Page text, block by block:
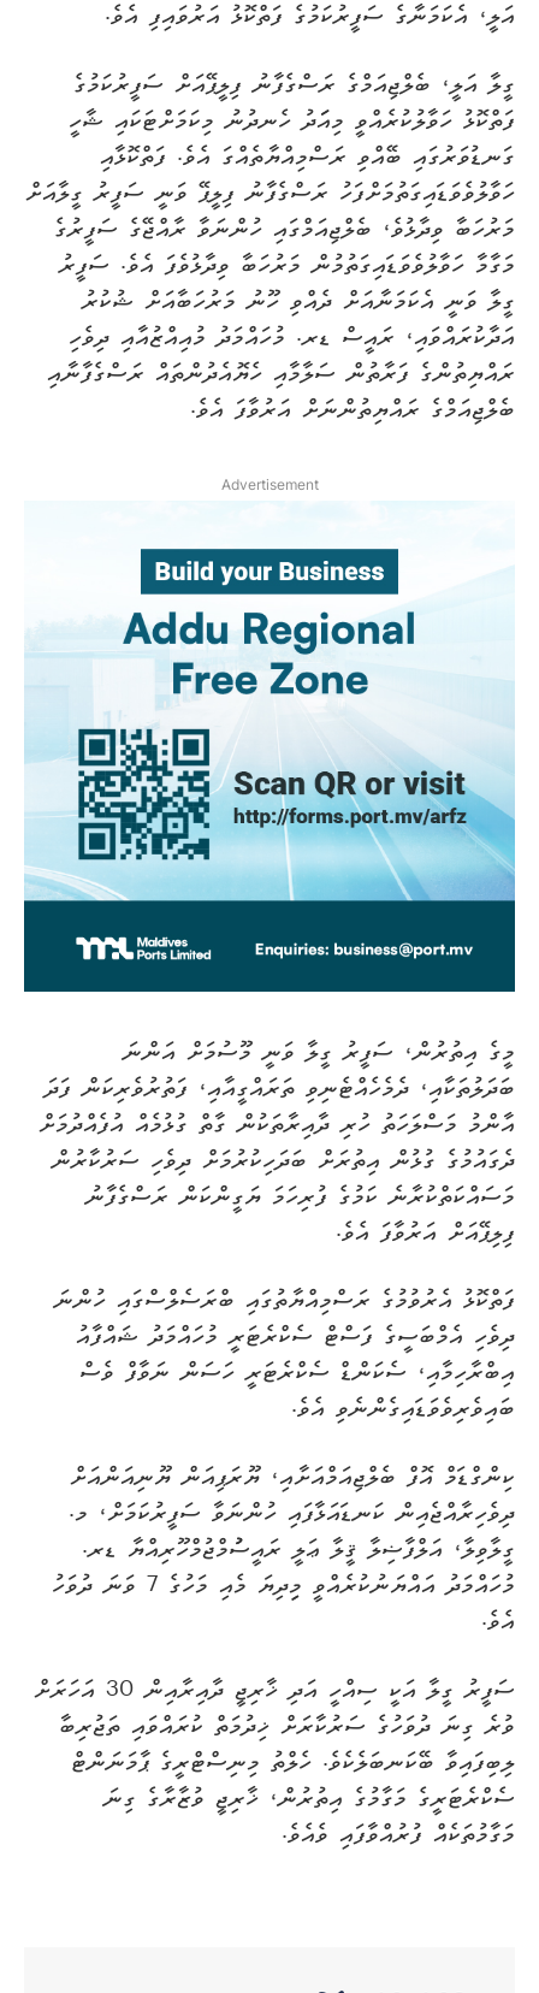
އަލީ، އެކަމަނާގެ ސަފީރުކަމުގެ ފަތްކޮޅު އަރުވައިފި އެވެ.
ގީލާ އަލީ، ބެލްޖިއަމްގެ ރަސްގެފާނު ފިލީޕޭއަށް ސަފީރުކަމުގެ
ފަތްކޮޅު ހަވާލުކުރެއްވީ މިއަަދު ހެނދުނު މިކަމަށްޓަކައި ޝާހީ
ގަނޑުވަރުގައި ބޭއްވި ރަސްމިއްޔާތެއްގަ އެވެ. ފަތްކޮޅާއި
ހަވާލުވެވަޑައިގަތުމަށްފަހު ރަސްގެފާނު ފިލީޕޭ ވަނީ ސަފީރު ގީލާއަށް
މަރުހަބާ ވިދާޅުވެ، ބެލްޖިއަމްގައި ހުންނަވާ ރާއްޖޭގެ ސަފީރުގެ
މަގާމާ ހަވާލުވެވަޑައިގަތުމުން މަރުހަބާ ވިދާޅުވެފަ އެވެ. ސަފީރު
ގީލާ ވަނީ އެކަމަނާއަށް ދެއްވި ހޫނު މަރުހަބާއަށް ޝުކުރު
އަދާކުރައްވައި، ރައީސް ޑރ. މުހައްމަދު މުއިއްޒުއާއި ދިވެހި
ރައްޔިތުންގެ ފަރާތުން ސަލާމާއި ހެޔޮއެދުންތައް ރަސްގެފާނާއި
ބެލްޖިއަމްގެ ރައްޔިތުންނަށް އަރުވާފަ އެވެ.
Advertisement
މީގެ އިތުރުން، ސަފީރު ގީލާ ވަނީ މޫސުމަށް އަންނަ
ބަދަލުތަކާއި، ދެމެހެއްޓެނިވި ތަރައްގީއާއި، ފަތުރުވެރިކަން ފަދަ
އާންމު މަސްލަހަތު ހުރި ދާއިރާތަކުން ގާތް ގުޅުމެއް އުފެއްދުމަށް
ދެގައުމުގެ ގުޅުން އިތުރަށް ބަދަހިކުރުމަށް ދިވެހި ސަރުކާރުން
މަސައްކަތްކުރާނެ ކަމުގެ ފުރިހަމަ ޔަގީންކަން ރަސްގެފާނު
ފިލިޕޭއަށް އަރުވާފަ އެވެ.
ފަތްކޮޅު އެރުވުމުގެ ރަސްމިއްޔާތުގައި ބްރަސެލްސްގައި ހުންނަ
ދިވެހި އެމްބަސީގެ ފަސްޓް ސެކްރެޓަރީ މުހައްމަދު ޝައްފާއު
އިބްރާހިމާއި، ސެކަންޑް ސެކްރެޓަރީ ހަސަން ނަވާފް ވެސް
ބައިވެރިވެވަޑައިގެންނެވި އެވެ.
ކިންގްޑަމް އޮފް ބެލްޖިއަމްއަށާއި، ޔޫރަޕިއަން ޔޫނިއަންއަށް
ދިވެހިރާއްޖެއިން ކަނޑައަޅާފައި ހުންނަވާ ސަފީރުކަމަށް، މ.
ގީލާވިލާ، އަލްފާޟިލާ ޤީލާ ޢަލީ ރައީސުުމްޖުމްހޫރިއްޔާ ޑރ.
މުހައްމަދު އައްޔަނުކުރެއްވީ މިިދިޔަ މެއި މަހުގެ 7 ވަނަ ދުވަހު
އެވެ.
ސަފީރު ގީލާ އަކީ ސިއްހީ އަދި ޚާރިޖީ ދާއިރާއިން 30 އަހަރަށް
ވުރެ ގިނަ ދުވަހުގެ ސަރުކާރަށް ޚިދުމަތް ކުރައްވައި ތަޖުރިބާ
ލިބިފައިވާ ބޭކަނބަލެކެވެ. ހެލްތު މިނިސްޓްރީގެ ޕާމަނަންޓް
ސެކްރެޓަރީގެ މަގާމުގެ އިތުރުން، ޚާރިޖީ ވުޒާރާގެ ގިނަ
މަގާމުތަކެއް ފުރުއްވާފައި ވެއެވެ.